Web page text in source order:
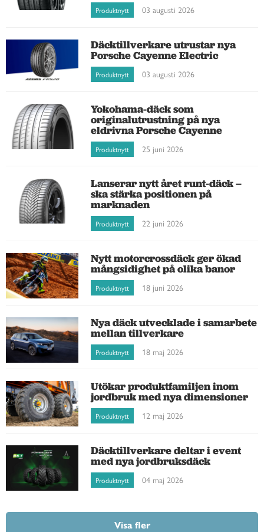
Produktnytt 03 augusti 2026
Däcktillverkare utrustar nya
Porsche Cayenne Electric
Produktnytt 03 augusti 2026
Yokohama-däck som
originalutrustning på nya
eldrivna Porsche Cayenne
Produktnytt 25 juni 2026
Lanserar nytt året runt-däck –
ska stärka positionen på
marknaden
Produktnytt 22 juni 2026
Nytt motorcrossdäck ger ökad
mångsidighet på olika banor
Produktnytt 18 juni 2026
Nya däck utvecklade i samarbete
mellan tillverkare
Produktnytt 18 maj 2026
Utökar produktfamiljen inom
jordbruk med nya dimensioner
Produktnytt 12 maj 2026
Däcktillverkare deltar i event
med nya jordbruksdäck
Produktnytt 04 maj 2026
Visa fler